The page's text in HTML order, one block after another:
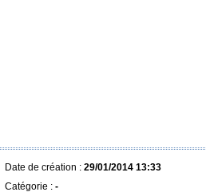
Date de création : 29/01/2014 13:33
Catégorie : -